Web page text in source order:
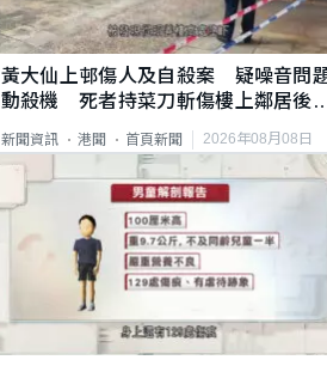
黃大仙上邨傷人及自殺案 疑噪音問
動殺機 死者持菜刀斬傷樓上鄰居後
新聞資訊 港聞 首頁新聞 2026年08月08日